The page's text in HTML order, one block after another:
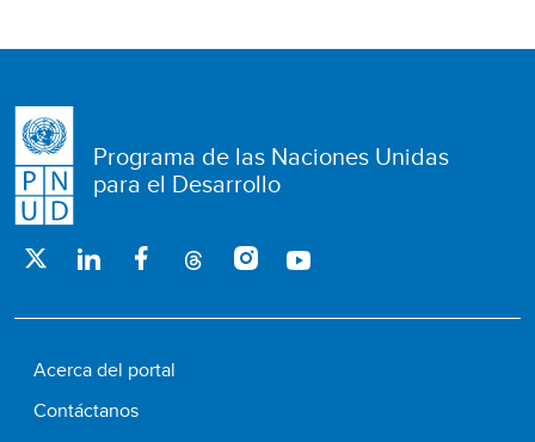
Programa de las Naciones Unidas
para el Desarrollo
Acerca del portal
Contáctanos